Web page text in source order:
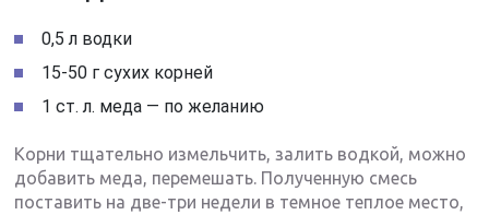
0,5 л водки
15-50 г сухих корней
1 ст. л. меда — по желанию
Корни тщательно измельчить, залить водкой, можно
добавить меда, перемешать. Полученную смесь
поставить на две-три недели в темное теплое место,